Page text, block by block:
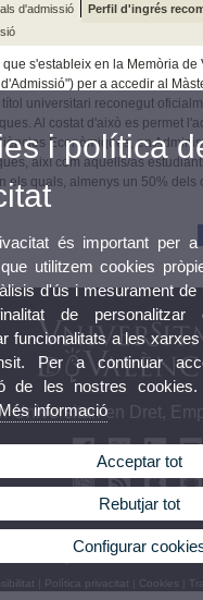
d'admissió Perfil d'ingrés
que s'estableix en la Memòria
per a accedir al
universitari reconegut
Al costat d'això es permet
Econòmiques, en
així com aquells/as
els quals, almenys un 50% dels
Universitari en Dret,
dels Tarongers s/n, 46022 València.
Política privacitat Cookies
i política
és important per
utilitzem cookies
d'ús i mesurament de
de personalitzar
funcionalitats a les
Per a continuar
de les nostres
informació
Acceptar tot
Rebutjar tot
Configurar